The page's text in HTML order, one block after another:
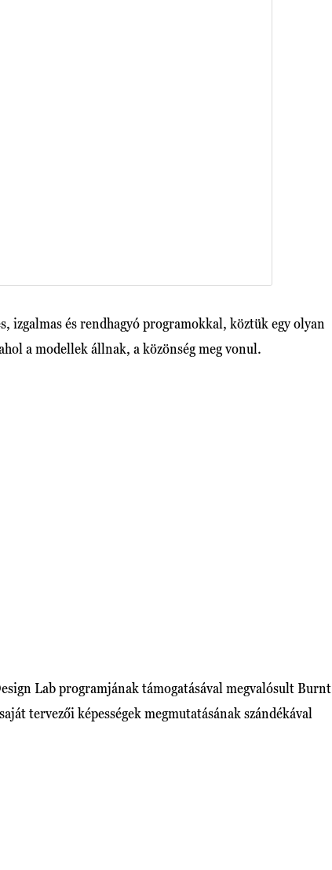
izgalmas és rendhagyó programokkal, köztük egy olyan
a modellek állnak, a közönség meg vonul.
Lab programjának támogatásával megvalósult Burnt
tervezői képességek megmutatásának szándékával